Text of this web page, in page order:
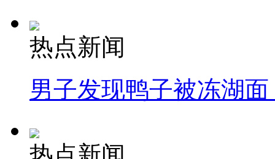
热点新闻
男子发现鸭子被冻湖